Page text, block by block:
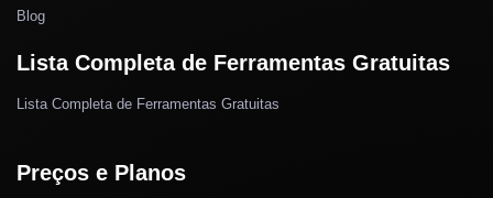
Blog
Lista Completa de Ferramentas Gratuitas
Lista Completa de Ferramentas Gratuitas
Preços e Planos